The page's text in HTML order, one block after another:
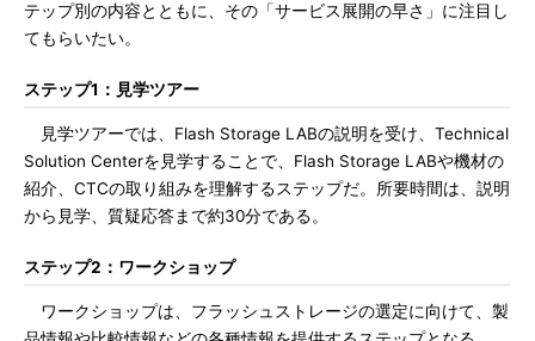
テップ別の内容とともに、その「サービス展開の早さ」に注目し
てもらいたい。
ステップ1： 見学ツアー
見学ツアーでは、Flash Storage LABの説明を受け、Technical
Solution Centerを見学することで、Flash Storage LABや機材の
紹介、CTCの取り組みを理解するステップだ。所要時間は、説明
から見学、質疑応答まで約30分である。
ステップ2： ワークショップ
ワークショップは、フラッシュストレージの選定に向けて、製